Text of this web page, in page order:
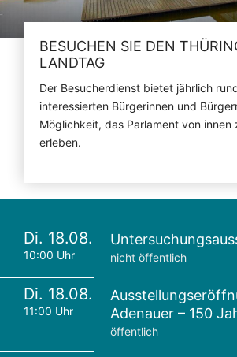
BESUCHEN SIE DEN
LANDTAG
Der Besucherdienst bietet jährlich
interessierten Bürgerinnen und
Möglichkeit, das Parlament von innen
erleben.
Di. 18.08.
10:00 Uhr nicht öffentlich
Di. 18.08.
11:00 Uhr
Adenauer – 150
öffentlich